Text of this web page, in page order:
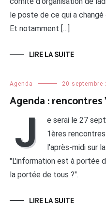
le poste de ce qui a
Et notamment […]
LIRE LA SUITE
Agenda 20 septembre
Agenda :
J
e serai le 27
1ères
l'après-midi sur
"L'information est à portée
la portée de tous ?".
LIRE LA SUITE